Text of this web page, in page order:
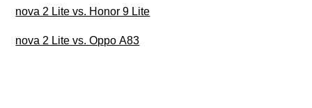
nova 2 Lite vs. Honor 9 Lite
nova 2 Lite vs. Oppo A83